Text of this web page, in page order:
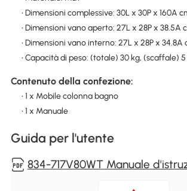
• Dimensioni complessive: 30L x 30P x 160A
• Dimensioni vano aperto: 27L x 28P x 38.5A
• Dimensioni vano interno: 27L x 28P x 34.8A
• Capacità di peso: (totale) 30 kg, (scaffale)
Contenuto della confezione:
• 1 x Mobile colonna bagno
• 1 x Manuale
Guida per l'utente
834-717V80WT Manuale